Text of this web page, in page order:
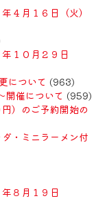
４月１６日（火）
１０月２９日
について (963)
開催について (959)
）のご予約開始の
・ミニラーメン付
８月１９日